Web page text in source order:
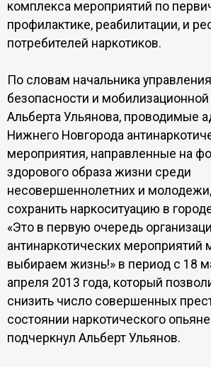
комплекса мероприятий по
профилактике, реабилитации, и
потребителей наркотиков.
По словам начальника
безопасности и мобилизационной
Альберта Ульянова, проводимые
Нижнего Новгорода
мероприятия, направленные на
здорового образа жизни среди
несовершеннолетних и
сохранить наркоситуацию в
«Это в первую очередь
антинаркотических
выбираем жизнь!» в период с 18
апреля 2013 года, который
снизить число совершенных
состоянии наркотического
подчеркнул Альберт Ульянов.